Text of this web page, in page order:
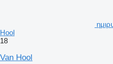
Hool
18
Van Hool